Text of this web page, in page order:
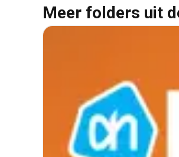
Meer folders uit